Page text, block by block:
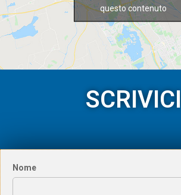
questo contenuto
SCRIVICI
Nome